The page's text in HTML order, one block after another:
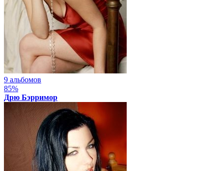
9 альбомов
85%
Дрю Бэрримор